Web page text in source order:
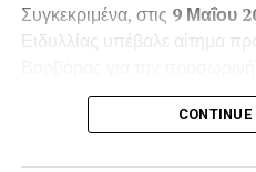
Συγκεκριμένα, στις 9 Μαΐου
Ειδυλλίας υπέβαλε αίτημα
απορριμματοφόρου
πρωτοκολλήθηκε στις12
CONTINUE